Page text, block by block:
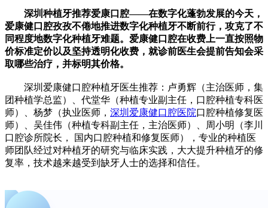
深圳种植牙推荐爱康口腔——在数字化蓬勃发展的今天，
爱康健口腔孜孜不倦地推进数字化种植牙不断前行，攻克了不
同程度地数字化种植牙难题。爱康健口腔在收费上一直按照物
价标准定价以及坚持透明化收费，就诊前医生会提前告知会采
取哪些治疗，并标明其价格。
深圳爱康健口腔种植牙医生推荐：卢勇辉（主治医师，集
团种植学总监）、代堂华（种植专业副主任，口腔种植专科医
师）、杨梦（执业医师， 深圳爱康健口腔医院口腔种植修复医
师）、吴佳伟（种植专科副主任，主治医师）、周小明（李川
口腔诊所院长， 国内口腔种植和修复医师），专业的种植医
师团队经过对种植牙的研究与临床实践，大大提升种植牙的修
复率，技术越来越受到缺牙人士的选择和信任。